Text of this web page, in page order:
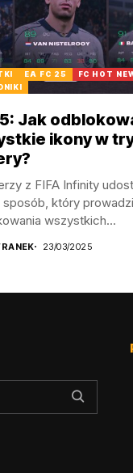
EA FC 25
FC HOT
Jak
ikony w
z FIFA Infinity
który
wszystkich...
23/03/2025